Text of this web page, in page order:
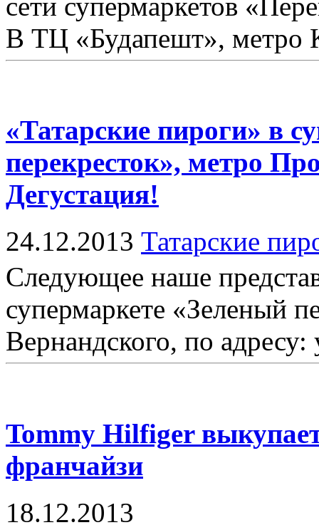
В ТЦ «Будапешт», метро
«Татарские пироги» в
перекресток», метро
Дегустация!
24.12.2013 Татарские
Следующее наше
супермаркете «Зеленый
Вернандского, по
Tommy Hilfiger выкупает
франчайзи
18.12.2013